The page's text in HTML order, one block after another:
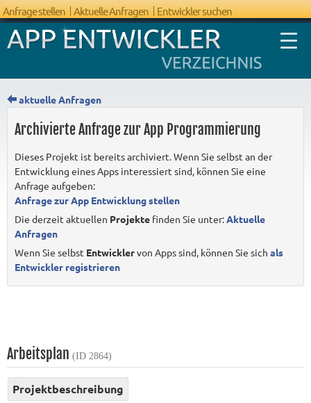
Anfrage stellen Aktuelle Anfragen Entwickler suchen
aktuelle Anfragen
Archivierte Anfrage zur App Programmierung
Dieses Projekt ist bereits archiviert. Wenn Sie selbst an der
Entwicklung eines Apps interessiert sind, können Sie eine
Anfrage aufgeben:
Anfrage zur App Entwicklung stellen
Die derzeit aktuellen Projekte finden Sie unter:Aktuelle
Anfragen
Wenn Sie selbst Entwicklervon Apps sind, können Sie sich als
Entwickler registrieren
Arbeitsplan (ID 2864)
Projektbeschreibung